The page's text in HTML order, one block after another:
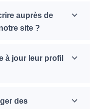
auprès de
site ?
à jour leur profil
des